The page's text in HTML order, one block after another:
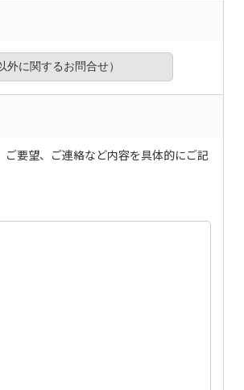
ご要望、ご連絡など内容を具体的にご記